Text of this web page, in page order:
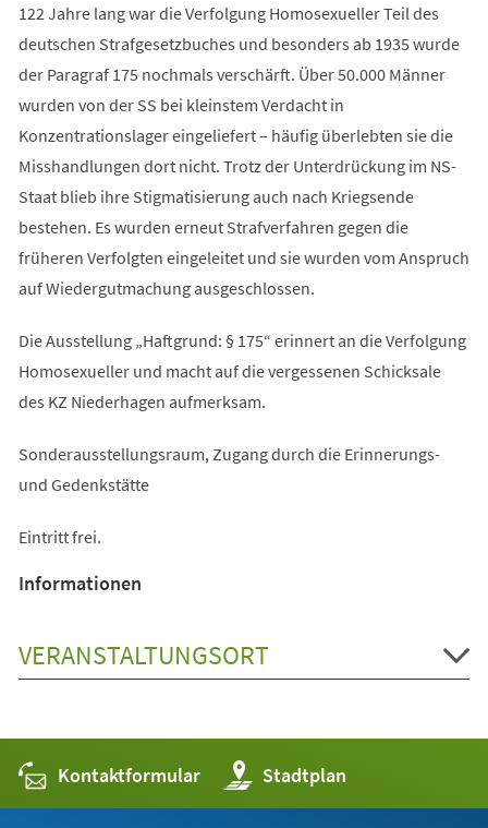
122 Jahre lang war die Verfolgung Homosexueller Teil des
deutschen Strafgesetzbuches und besonders ab 1935 wurde
der Paragraf 175 nochmals verschärft. Über 50.000 Männer
wurden von der SS bei kleinstem Verdacht in
Konzentrationslager eingeliefert – häufig überlebten sie die
Misshandlungen dort nicht. Trotz der Unterdrückung im NS-
Staat blieb ihre Stigmatisierung auch nach Kriegsende
bestehen. Es wurden erneut Strafverfahren gegen die
früheren Verfolgten eingeleitet und sie wurden vom Anspruch
auf Wiedergutmachung ausgeschlossen.
Die Ausstellung „Haftgrund: § 175“ erinnert an die Verfolgung
Homosexueller und macht auf die vergessenen Schicksale
des KZ Niederhagen aufmerksam.
Sonderausstellungsraum, Zugang durch die Erinnerungs-
und Gedenkstätte
Eintritt frei.
Informationen
VERANSTALTUNGSORT
Kontaktformular Stadtplan
(Öffnet
in
einem